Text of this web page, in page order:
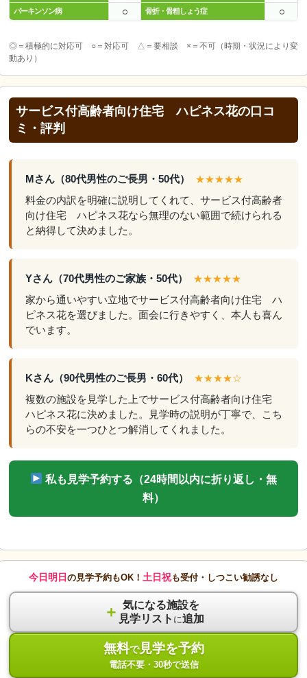
パーキンソン病 ○ 骨折・骨粗しょう症 ○
◎＝積極的に対応可 ○＝対応可 △＝要相談 ×＝不可（時期・状況により変
動あり）
サービス付高齢者向け住宅 ハピネス花の口コ
ミ・評判
Mさん（80代男性のご長男・50代） ★★★★★
料金の内訳を明確に説明してくれて、サービス付高齢者
向け住宅 ハピネス花なら無理のない範囲で続けられる
と納得して決めました。
Yさん（70代男性のご家族・50代） ★★★★★
家から通いやすい立地でサービス付高齢者向け住宅 ハ
ピネス花を選びました。面会に行きやすく、本人も喜ん
でいます。
Kさん（90代男性のご長男・60代） ★★★★☆
複数の施設を見学した上でサービス付高齢者向け住宅
ハピネス花に決めました。見学時の説明が丁寧で、こち
らの不安を一つひとつ解消してくれました。
私も見学予約する（24時間以内に折り返し・無
料）
今日明日 の見学予約もOK！ 土日祝も受付・しつこい勧誘なし
＋ 気になる施設を
見学リスト に追加
無料で見学を予約
電話不要・30秒で送信